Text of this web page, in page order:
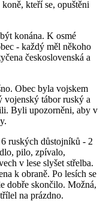
kteří se, opuštěni
konána. K osmé
- každý měl někoho
československá a
Obec byla vojskem
vojenský tábor ruský a
Byli upozorněni, aby v
ruských důstojníků - 2
pilo, zpívalo,
v lese slyšet střelba.
k obraně. Po lesích se
dobře skončilo. Možná,
na prázdno.